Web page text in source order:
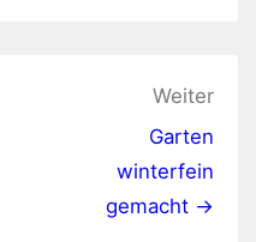
Weiter
Garten
winterfein
gemacht →